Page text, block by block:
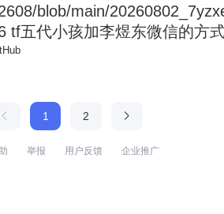
blob/main/
tf五代小孩加李煜东微信的方
1 2
举报 用户反馈 企业推广